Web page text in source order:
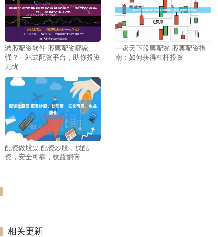
港股配资软件 股票配资哪家
强？一站式配资平台，助你投资
无忧
一家天下股票配资 股票配资指
南：如何获得杠杆投资
配资做股票 配资炒股，找配
资，安全可靠，收益翻倍
相关更新